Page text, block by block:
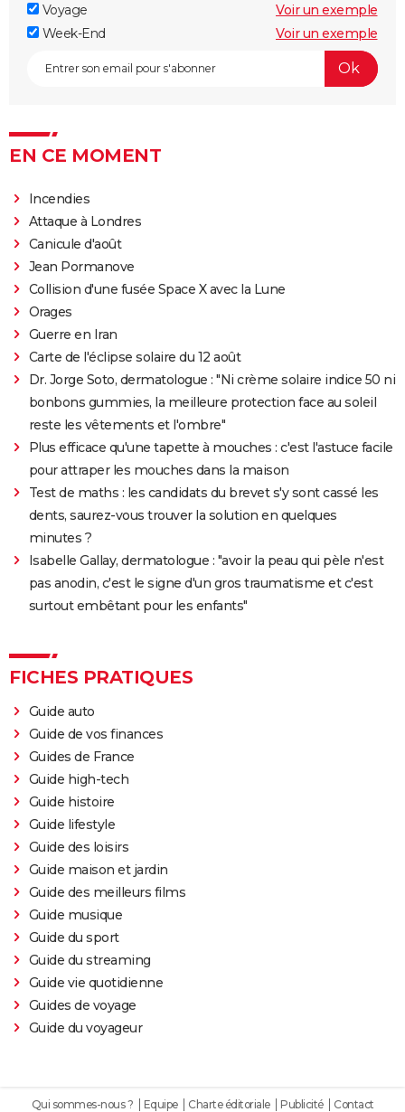
Voyage
Voir un exemple
Week-End
Voir un exemple
EN CE MOMENT
Incendies
Attaque à Londres
Canicule d'août
Jean Pormanove
Collision d'une fusée Space X avec la Lune
Orages
Guerre en Iran
Carte de l'éclipse solaire du 12 août
Dr. Jorge Soto, dermatologue : "Ni crème solaire indice 50 ni
bonbons gummies, la meilleure protection face au soleil
reste les vêtements et l'ombre"
Plus efficace qu'une tapette à mouches : c'est l'astuce facile
pour attraper les mouches dans la maison
Test de maths : les candidats du brevet s'y sont cassé les
dents, saurez-vous trouver la solution en quelques
minutes ?
Isabelle Gallay, dermatologue : "avoir la peau qui pèle n'est
pas anodin, c'est le signe d'un gros traumatisme et c'est
surtout embêtant pour les enfants"
FICHES PRATIQUES
Guide auto
Guide de vos finances
Guides de France
Guide high-tech
Guide histoire
Guide lifestyle
Guide des loisirs
Guide maison et jardin
Guide des meilleurs films
Guide musique
Guide du sport
Guide du streaming
Guide vie quotidienne
Guides de voyage
Guide du voyageur
Qui sommes-nous ? Equipe Charte éditoriale Publicité Contact